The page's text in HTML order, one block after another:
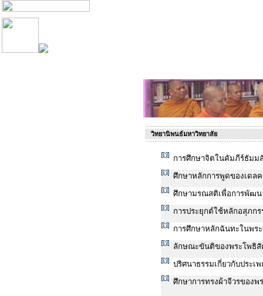
วิทยานิพนธ์มหาวิทยาลัย
การศึกษาจิตในคัมภีร์ธัม
ศึกษาหลักการพูดของเดล
ศึกษามรณสติเพื่อการพัฒน
การประยุกต์ใช้หลักอสุภก
การศึกษาหลักฉันทะในพร
ลักษณะขันติของพระโพธิ
ปริศนาธรรมเกี่ยวกับประ
ศึกษาการทรงผ้าจีวรของพ